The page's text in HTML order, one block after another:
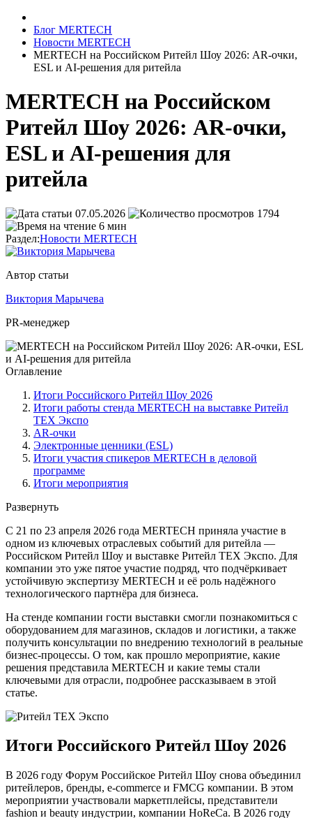
Блог MERTECH
Новости MERTECH
MERTECH на Российском Ритейл Шоу 2026: AR-очки,
ESL и AI-решения для ритейла
MERTECH на Российском
Ритейл Шоу 2026: AR-очки,
ESL и AI-решения для
ритейла
07.05.2026
1794
6 мин
Раздел:Новости MERTECH
Автор статьи
Виктория Марычева
PR-менеджер
Оглавление
Итоги Российского Ритейл Шоу 2026
Итоги работы стенда MERTECH на выставке Ритейл
ТЕХ Экспо
AR-очки
Электронные ценники (ESL)
Итоги участия спикеров MERTECH в деловой
программе
Итоги мероприятия
Развернуть
С 21 по 23 апреля 2026 года MERTECH приняла участие в
одном из ключевых отраслевых событий для ритейла —
Российском Ритейл Шоу и выставке Ритейл ТЕХ Экспо. Для
компании это уже пятое участие подряд, что подчёркивает
устойчивую экспертизу MERTECH и её роль надёжного
технологического партнёра для бизнеса.
На стенде компании гости выставки смогли познакомиться с
оборудованием для магазинов, складов и логистики, а также
получить консультации по внедрению технологий в реальные
бизнес-процессы. О том, как прошло мероприятие, какие
решения представила MERTECH и какие темы стали
ключевыми для отрасли, подробнее рассказываем в этой
статье.
Итоги Российского Ритейл Шоу 2026
В 2026 году Форум Российское Ритейл Шоу снова объединил
ритейлеров, бренды, e-commerce и FMCG компании. В этом
мероприятии участвовали маркетплейсы, представители
fashion и beauty индустрии, компании HoReCa. В 2026 году